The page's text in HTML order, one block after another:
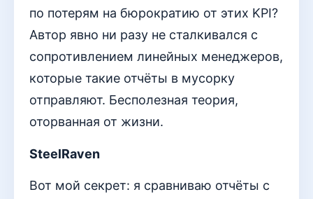
по потерям на бюрократию от этих KPI?
Автор явно ни разу не сталкивался с
сопротивлением линейных менеджеров,
которые такие отчёты в мусорку
отправляют. Бесполезная теория,
оторванная от жизни.
SteelRaven
Вот мой секрет: я сравниваю отчёты с